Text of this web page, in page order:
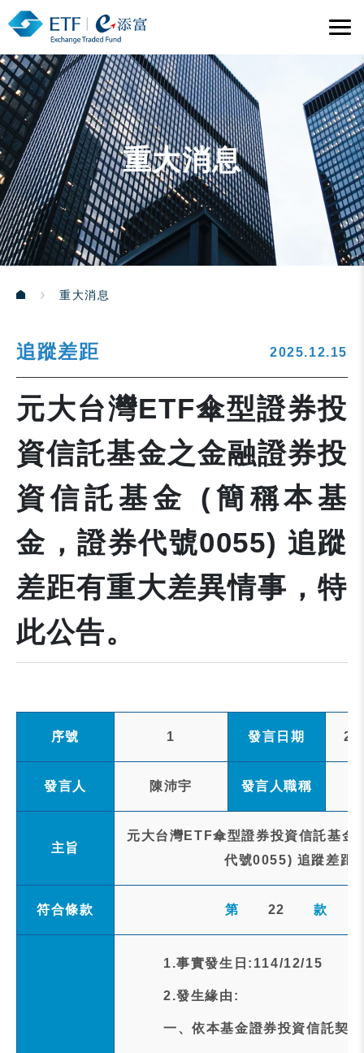
重大消息
重大消息
追蹤差距 2025.12.15
元大台灣ETF傘型證券投
資信託基金之金融證券投
資信託基金 (簡稱本基
金，證券代號0055) 追蹤
差距有重大差異情事，特
此公告。
序號 1 發言日期
發言人 陳沛宇 發言人職稱
主旨
元大台灣ETF傘型證券投資信託基金
代號0055) 追蹤差距
符合條款 第 22 款
1.事實發生日:114/12/15
2.發生緣由:
一、依本基金證券投資信託契